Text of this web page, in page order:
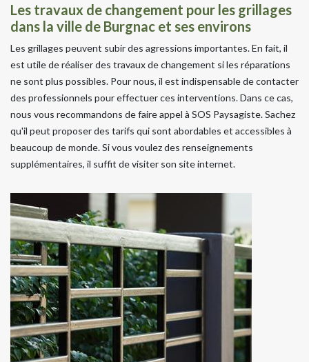
Les travaux de changement pour les grillages
dans la ville de Burgnac et ses environs
Les grillages peuvent subir des agressions importantes. En fait, il
est utile de réaliser des travaux de changement si les réparations
ne sont plus possibles. Pour nous, il est indispensable de contacter
des professionnels pour effectuer ces interventions. Dans ce cas,
nous vous recommandons de faire appel à SOS Paysagiste. Sachez
qu'il peut proposer des tarifs qui sont abordables et accessibles à
beaucoup de monde. Si vous voulez des renseignements
supplémentaires, il suffit de visiter son site internet.